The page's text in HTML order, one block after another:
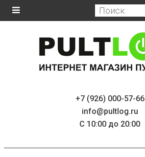
+7 (926) 000-57-66
info@pultlog.ru
С 10:00 до 20:00